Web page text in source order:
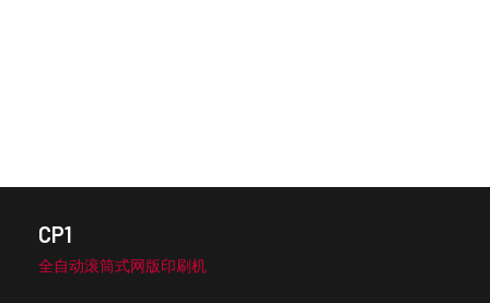
CP1
全自动滚筒式网版印刷机